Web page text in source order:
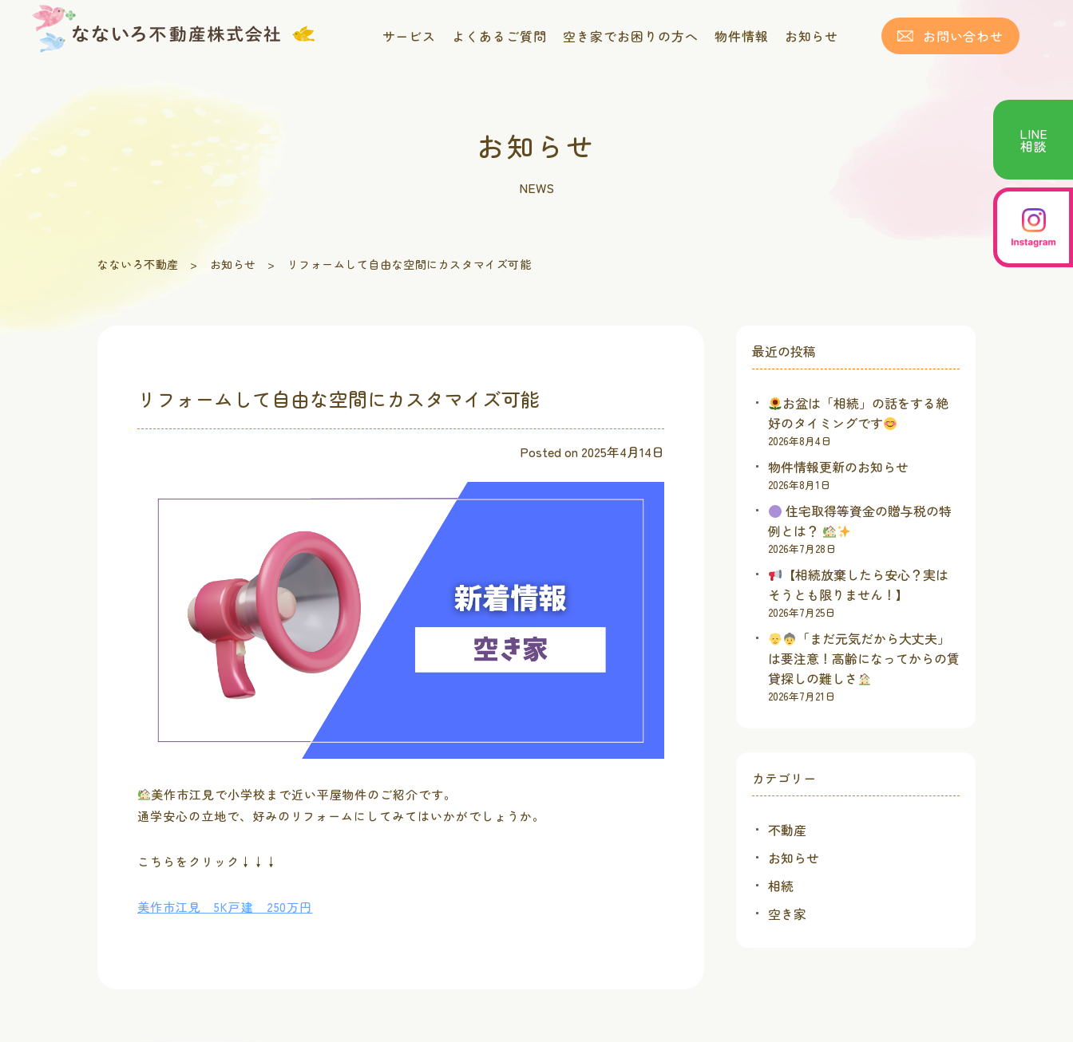
content サービス よくあるご質問 空き家でお困りの方へ 物件情報 お知らせ お問い合わせ
LINE
相談
お知らせ
NEWS
なないろ不動産 > お知らせ > リフォームして自由な空間にカスタマイズ可能
リフォームして自由な空間にカスタマイズ可能
Posted on 2025年4月14日
美作市江見で小学校まで近い平屋物件のご紹介です。
通学安心の立地で、好みのリフォームにしてみてはいかがでしょうか。
こちらをクリック↓↓↓
美作市江見 5K戸建 250万円
最近の投稿
お盆は「相続」の話をする絶
好のタイミングです
2026年8月4日
物件情報更新のお知らせ
2026年8月1日
住宅取得等資金の贈与税の特
例とは？
2026年7月28日
【相続放棄したら安心？実は
そうとも限りません！】
2026年7月25日
「まだ元気だから大丈夫」
は要注意！高齢になってからの賃
貸探しの難しさ
2026年7月21日
カテゴリー
不動産
お知らせ
相続
空き家